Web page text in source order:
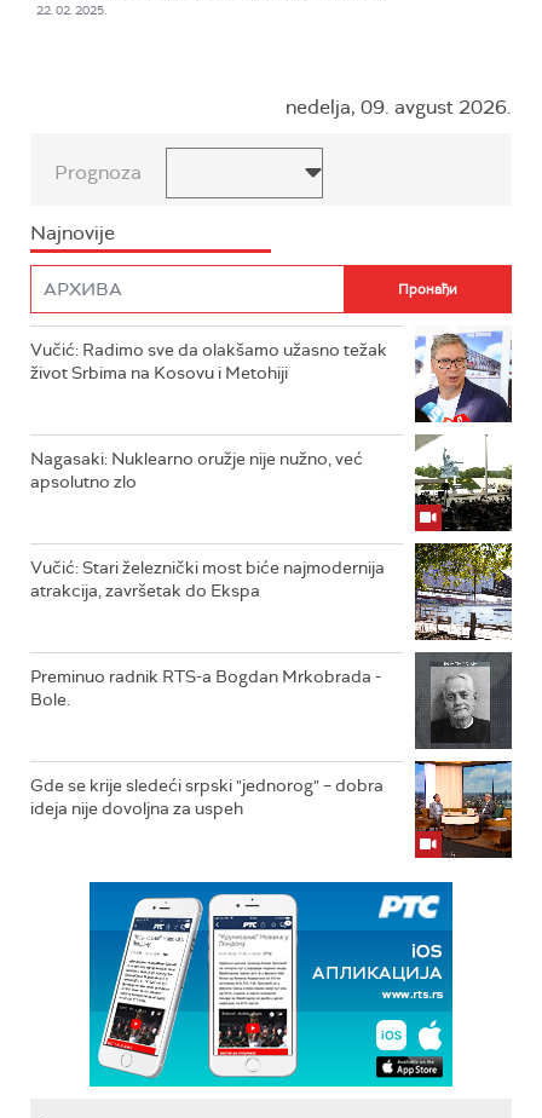
22. 02. 2025.
nedelja, 09. avgust 2026.
Prognoza
Najnovije
Vučić: Radimo sve da olakšamo užasno težak
život Srbima na Kosovu i Metohiji
Nagasaki: Nuklearno oružje nije nužno, već
apsolutno zlo
Vučić: Stari železnički most biće najmodernija
atrakcija, završetak do Ekspa
Preminuo radnik RTS-a Bogdan Mrkobrada -
Bole.
Gde se krije sledeći srpski "jednorog" – dobra
ideja nije dovoljna za uspeh